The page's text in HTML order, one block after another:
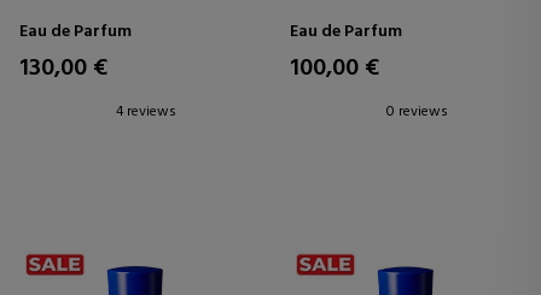
Eau de Parfum
130,00 €
4 reviews
Eau de Parfum
100,00 €
0 reviews